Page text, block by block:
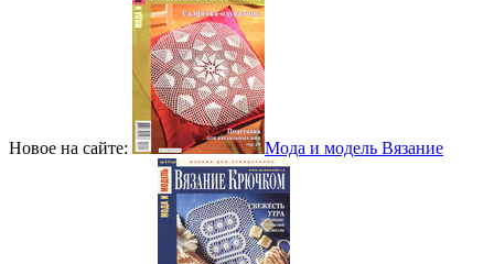
Новое на сайте: Мода и модель Вязание